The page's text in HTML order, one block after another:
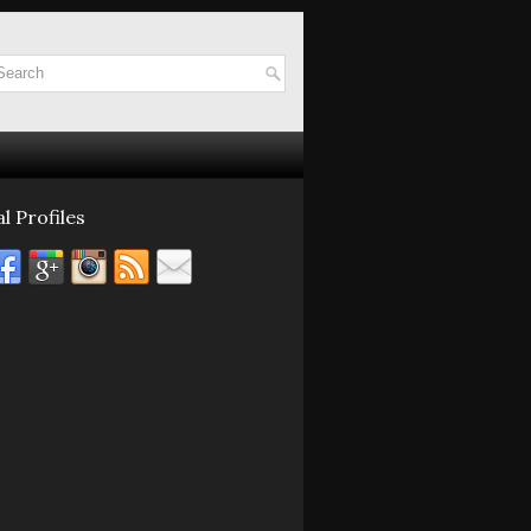
Profiles